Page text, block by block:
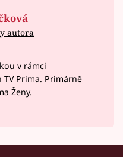
autora
v rámci
Prima. Primárně
Ženy.